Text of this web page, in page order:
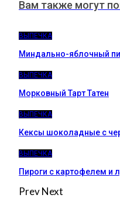
Вам также могут
ВЫПЕЧКА
Миндально-яблочный
ВЫПЕЧКА
Морковный Тарт Татен
ВЫПЕЧКА
Кексы шоколадные с
ВЫПЕЧКА
Пироги c картофелем и
PrevNext